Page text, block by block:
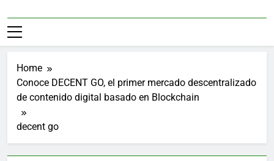
Home
Conoce DECENT GO, el primer mercado descentralizado
de contenido digital basado en Blockchain
decent go